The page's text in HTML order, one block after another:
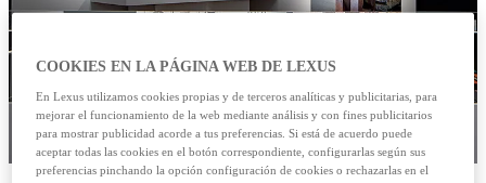
COOKIES EN LA PÁGINA WEB DE LEXUS
En Lexus utilizamos cookies propias y de terceros analíticas y publicitarias, para
mejorar el funcionamiento de la web mediante análisis y con fines publicitarios
para mostrar publicidad acorde a tus preferencias. Si está de acuerdo puede
aceptar todas las cookies en el botón correspondiente, configurarlas según sus
preferencias pinchando la opción configuración de cookies o rechazarlas en el